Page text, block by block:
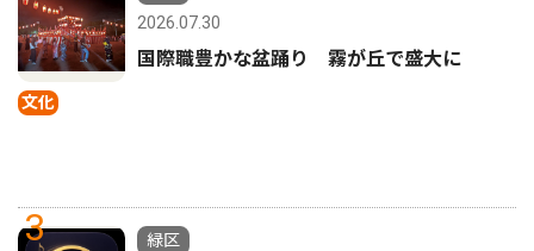
文化
2026.07.30
国際職豊かな盆踊り 霧が丘で盛大に
3
緑区